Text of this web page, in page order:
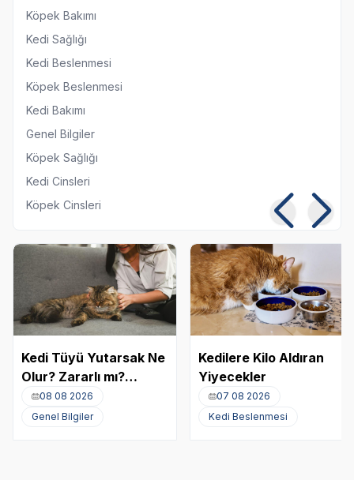
Köpek Bakımı
Kedi Sağlığı
Kedi Beslenmesi
Köpek Beslenmesi
Kedi Bakımı
Genel Bilgiler
Köpek Sağlığı
Kedi Cinsleri
Köpek Cinsleri
Kedi Tüyü Yutarsak Ne
Olur? Zararlı mı?
Akciğere Kedi Tüyü
Kaçması
08 08 2026
Genel Bilgiler
Kedilere Kilo Aldıran
Yiyecekler
07 08 2026
Kedi Beslenmesi